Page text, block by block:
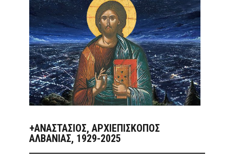
+ΑΝΑΣΤΆΣΙΟΣ, ΑΡΧΙΕΠΊΣΚΟΠΟΣ
ΑΛΒΑΝΊΑΣ, 1929-2025